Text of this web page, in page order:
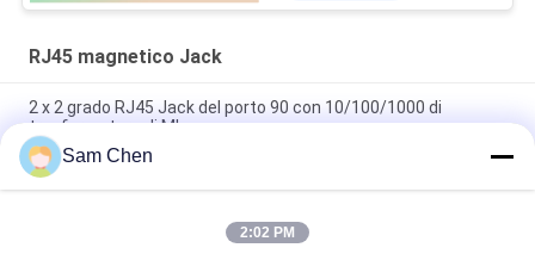
RJ45 magnetico Jack
2 x 2 grado RJ45 Jack del porto 90 con 10/100/1000 di
trasformatore di Mbps
Ethernet RJ45 Jack porto di RMA-065BC-20F6-YG 2 x 1 di PBT
Mbps 10/100/1000
90 gradi RJ45 magnetico Jack, lato del fermaglio di 10/100M
Sam Chen
2:02 PM